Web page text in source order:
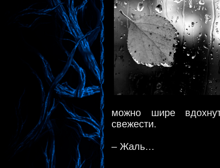
можно шире
свежести.
– Жаль…